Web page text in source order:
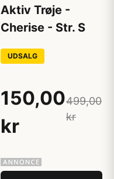
Aktiv Trøje -
Cherise - Str. S
UDSALG
150,00
kr
499,00
kr